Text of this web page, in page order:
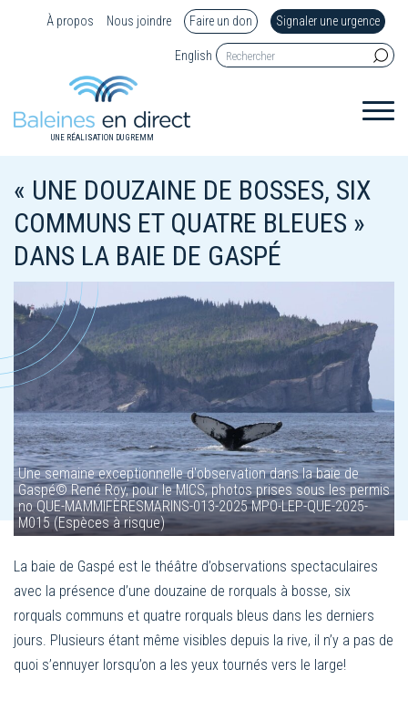
À propos Nous joindre Faire un don Signaler une urgence
English
UNE RÉALISATION DU GREMM
« UNE DOUZAINE DE BOSSES, SIX
COMMUNS ET QUATRE BLEUES »
DANS LA BAIE DE GASPÉ
Une semaine exceptionnelle d'observation dans la baie de
Gaspé© René Roy, pour le MICS, photos prises sous les permis
no QUE-MAMMIFÈRESMARINS-013-2025 MPO-LEP-QUE-2025-
M015 (Espèces à risque)
La baie de Gaspé est le théâtre d’observations spectaculaires
avec la présence d’une douzaine de rorquals à bosse, six
rorquals communs et quatre rorquals bleus dans les derniers
jours. Plusieurs étant même visibles depuis la rive, il n’y a pas de
quoi s’ennuyer lorsqu’on a les yeux tournés vers le large!